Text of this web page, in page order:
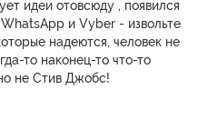
идеи отовсюду , появился
и Vyber - извольте
надеются, человек не
то наконец-то что-то
не Стив Джобс!